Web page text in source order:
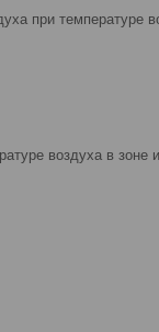
при температуре
воздуха в зоне